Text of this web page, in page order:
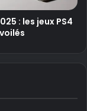
: les jeux PS4